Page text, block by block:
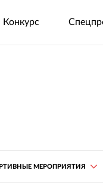
Конкурс
МЕРОПРИЯТИЯ